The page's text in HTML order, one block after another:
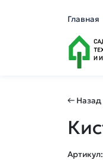
Главная
← Назад
Артикул: